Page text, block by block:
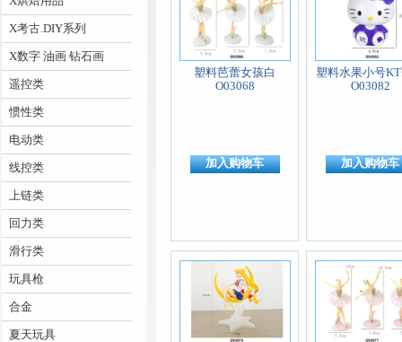
X考古.DIY系列
X数字 油画 钻石画
遥控类
惯性类
电动类
线控类
上链类
回力类
滑行类
玩具枪
合金
夏天玩具
塑料芭蕾女孩白
O03068
加入购物车
塑料水果小号
O03082
加入购物车